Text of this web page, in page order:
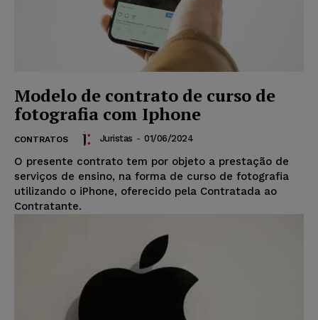
Modelo de contrato de curso de
fotografia com Iphone
CONTRATOS Juristas - 01/06/2024
O presente contrato tem por objeto a prestação de
serviços de ensino, na forma de curso de fotografia
utilizando o iPhone, oferecido pela Contratada ao
Contratante.